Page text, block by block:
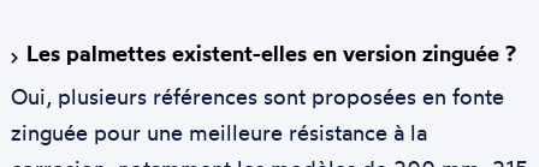
Les palmettes existent-elles en version zinguée ?
Oui, plusieurs références sont proposées en fonte
zinguée pour une meilleure résistance à la